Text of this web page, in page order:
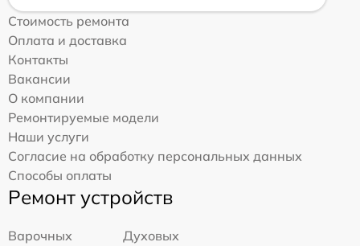
Стоимость ремонта
Оплата и доставка
Контакты
Вакансии
О компании
Ремонтируемые модели
Наши услуги
Согласие на обработку персональных данных
Способы оплаты
Ремонт устройств
Варочных
Духовых